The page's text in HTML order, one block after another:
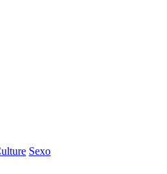
Sexo